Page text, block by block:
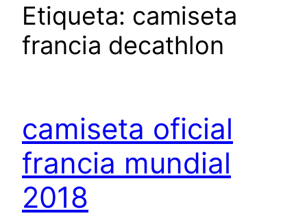
Etiqueta: camiseta
francia decathlon
camiseta oficial
francia mundial
2018